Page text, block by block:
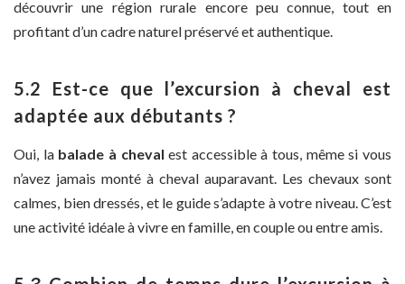
découvrir une région rurale encore peu connue, tout en
profitant d’un cadre naturel préservé et authentique.
5.2 Est-ce que l’excursion à cheval est
adaptée aux débutants ?
Oui, la balade à cheval est accessible à tous, même si vous
n’avez jamais monté à cheval auparavant. Les chevaux sont
calmes, bien dressés, et le guide s’adapte à votre niveau. C’est
une activité idéale à vivre en famille, en couple ou entre amis.